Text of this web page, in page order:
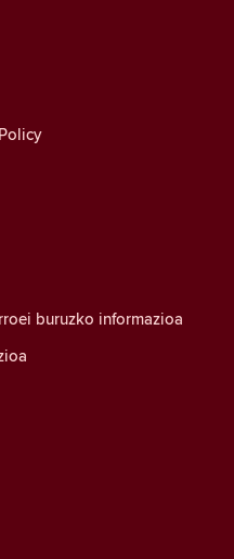
buruzko informazioa